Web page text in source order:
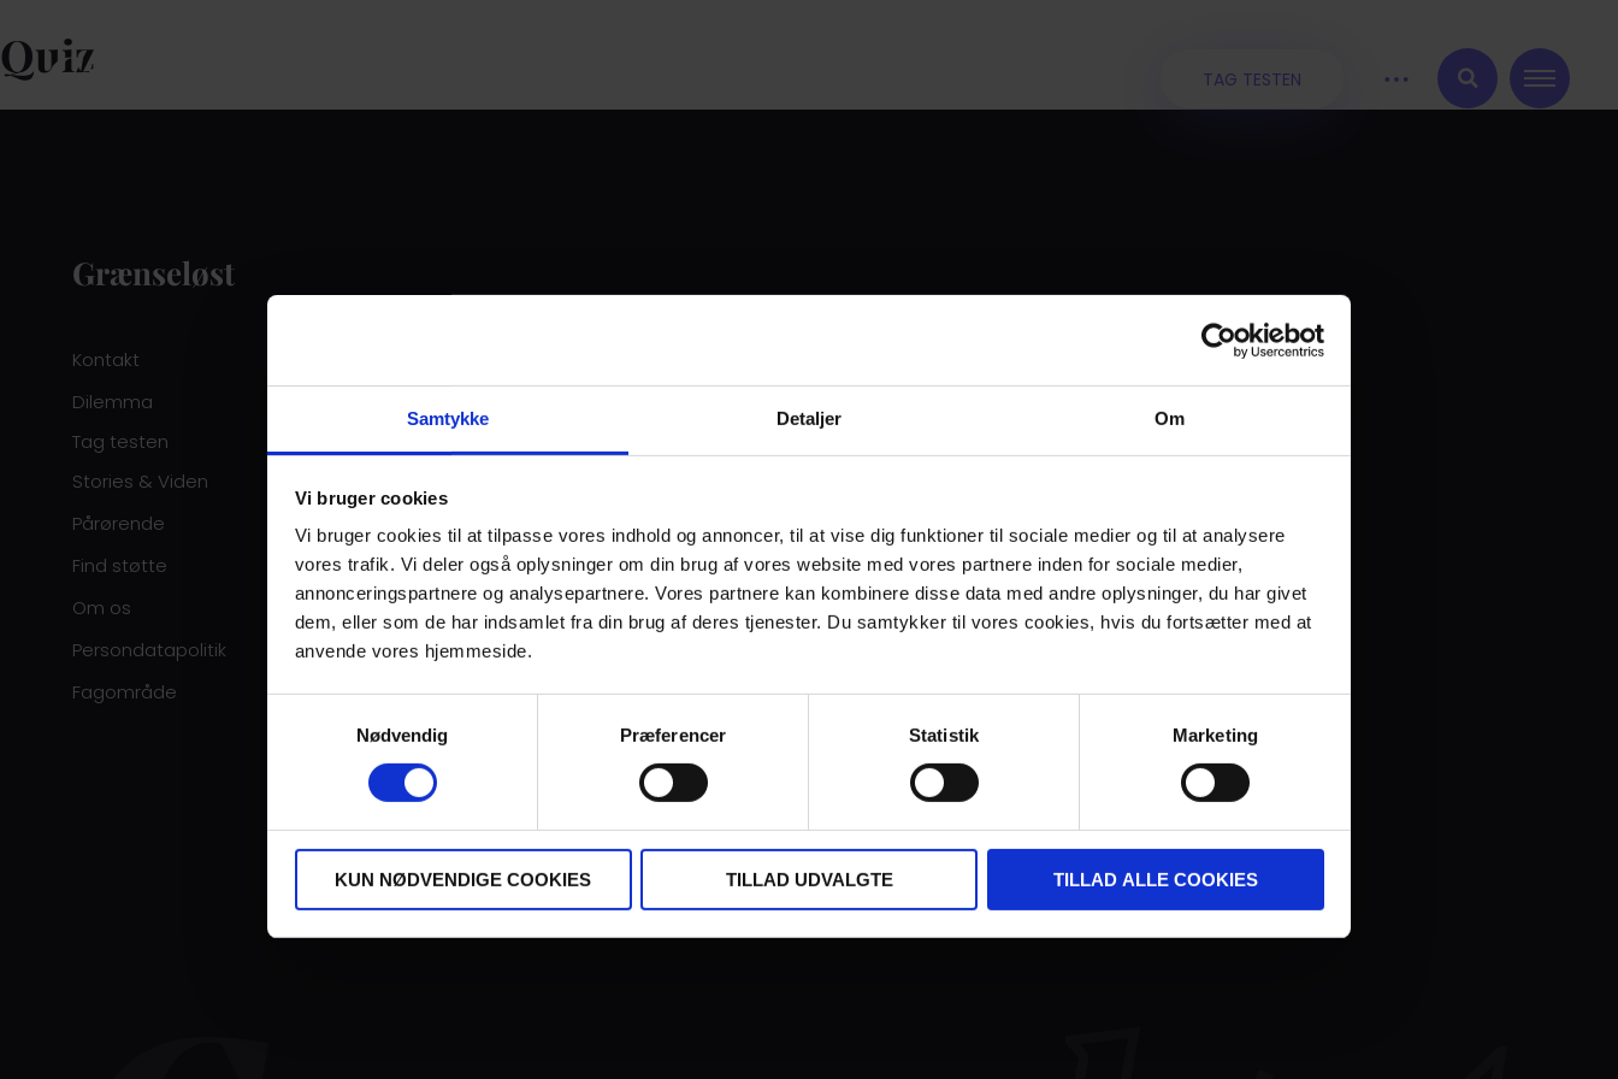
Samtykke Detaljer Om
Vi bruger cookies
Vi bruger cookies til at tilpasse vores indhold og annoncer, til at vise dig funktioner til sociale medier og til at analysere
vores trafik. Vi deler også oplysninger om din brug af vores website med vores partnere inden for sociale medier,
annonceringspartnere og analysepartnere. Vores partnere kan kombinere disse data med andre oplysninger, du har givet
dem, eller som de har indsamlet fra din brug af deres tjenester. Du samtykker til vores cookies, hvis du fortsætter med at
anvende vores hjemmeside.
Nødvendig
Præferencer Statistik Marketing
KUN NØDVENDIGE COOKIES TILLAD UDVALGTE TILLAD ALLE COOKIES
TAG TESTEN
Quiz
Grænseløst
Kontakt
Dilemma
Tag testen
Stories & Viden
Pårørende
Find støtte
Om os
Persondatapolitik
Fagområde